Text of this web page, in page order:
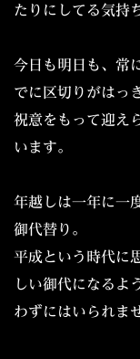
たりにしてる気持
今日も明日も、常
でに区切りがはっ
祝意をもって迎え
います。
年越しは一年に一
御代替り。
平成という時代に
しい御代になるよ
わずにはいられま